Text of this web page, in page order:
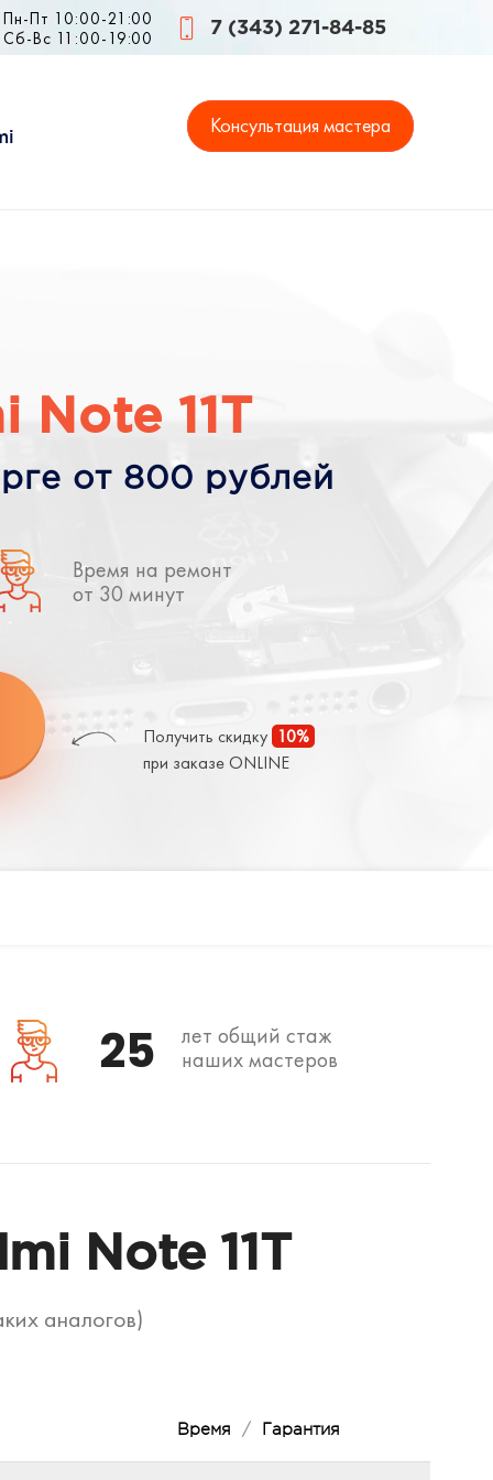
Пн-Пт 10:00-21:00
Сб-Вс 11:00-19:00
7 (343) 271-84-85
Консультация мастера
Note 11T
от 800 рублей
Время на ремонт
от 30 минут
Получить скидку 10%
при заказе ONLINE
25
лет общий стаж
наших мастеров
Note 11T
аналогов)
Время / Гарантия